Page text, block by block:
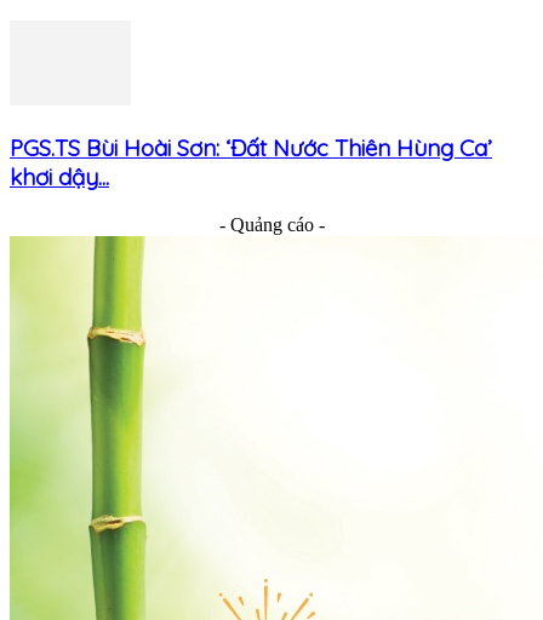
PGS.TS Bùi Hoài Sơn: ‘Đất Nước Thiên Hùng Ca’
khơi dậy...
- Quảng cáo -